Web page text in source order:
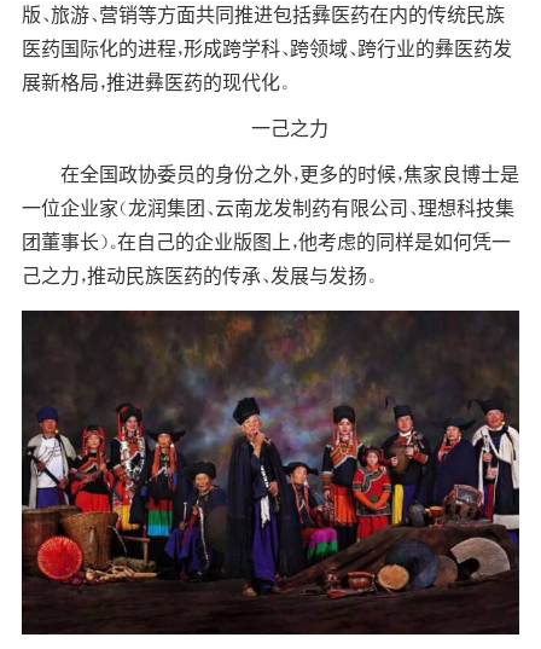
版、旅游、营销等方面共同推进包括彝医药在内的传统民族
医药国际化的进程，形成跨学科、跨领域、跨行业的彝医药发
展新格局，推进彝医药的现代化。
一己之力
在全国政协委员的身份之外，更多的时候，焦家良博士是
一位企业家（龙润集团、云南龙发制药有限公司、理想科技集
团董事长）。在自己的企业版图上，他考虑的同样是如何凭一
己之力，推动民族医药的传承、发展与发扬。